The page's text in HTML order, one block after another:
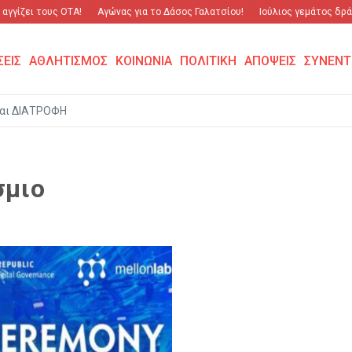
τους ΟΤΑ! Αγώνας για το Δάσος Γαλατσίου! Ιούλιος γεμάτος
ΑΘΛΗΤΙΣΜΟΣ ΚΟΙΝΩΝΙΑ ΠΟΛΙΤΙΚΗ ΑΠΟΨΕΙΣ
ΔΙΑΤΡΟΦΗ